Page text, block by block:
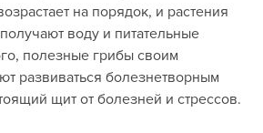
на порядок, и растения
воду и питательные
полезные грибы своим
развиваться болезнетворным
щит от болезней и стрессов.